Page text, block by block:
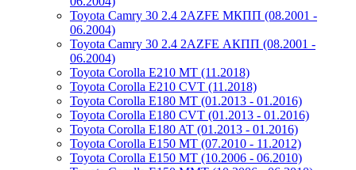
Toyota Camry 30 2.4 2AZFE МКПП (08.2001 -
06.2004)
Toyota Camry 30 2.4 2AZFE АКПП (08.2001 -
06.2004)
Toyota Corolla E210 MT (11.2018)
Toyota Corolla E210 CVT (11.2018)
Toyota Corolla E180 MT (01.2013 - 01.2016)
Toyota Corolla E180 CVT (01.2013 - 01.2016)
Toyota Corolla E180 AT (01.2013 - 01.2016)
Toyota Corolla E150 MT (07.2010 - 11.2012)
Toyota Corolla E150 MT (10.2006 - 06.2010)